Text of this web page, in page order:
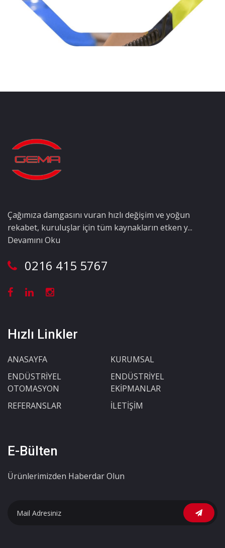
Çağımıza damgasını vuran hızlı değişim ve yoğun
rekabet, kuruluşlar için tüm kaynakların etken y...
Devamını Oku
0216 415 5767
Hızlı Linkler
ANASAYFA
KURUMSAL
ENDÜSTRİYEL
OTOMASYON
ENDÜSTRİYEL
EKİPMANLAR
REFERANSLAR
İLETİŞİM
E-Bülten
Ürünlerimizden Haberdar Olun